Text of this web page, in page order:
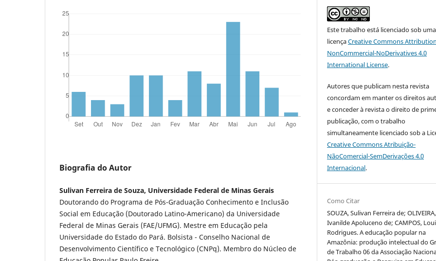
Biografia do Autor
Sulivan Ferreira de Souza, Universidade Federal de Minas Gerais
Doutorando do Programa de Pós-Graduação Conhecimento e Inclusão
Social em Educação (Doutorado Latino-Americano) da Universidade
Federal de Minas Gerais (FAE/UFMG). Mestre em Educação pela
Universidade do Estado do Pará. Bolsista - Conselho Nacional de
Desenvolvimento Científico e Tecnológico (CNPq). Membro do Núcleo de
Este trabalho está licenciado sob uma
licençaCreative Commons
NonCommercial-NoDerivatives 4.0
International License.
Autores que publicam nesta revista
concordam em manter os direitos
e conceder à revista o direito de
publicação, com o trabalho
simultaneamente licenciado sob a
Creative Commons Atribuição-
NãoComercial-SemDerivações 4.0
Internacional.
Como Citar
SOUZA, Sulivan Ferreira de; OLIVEIRA,
Ivanilde Apoluceno de; CAMPOS,
Rodrigues. A educação popular na
Amazônia: produção intelectual do
de Trabalho 06 da Associação